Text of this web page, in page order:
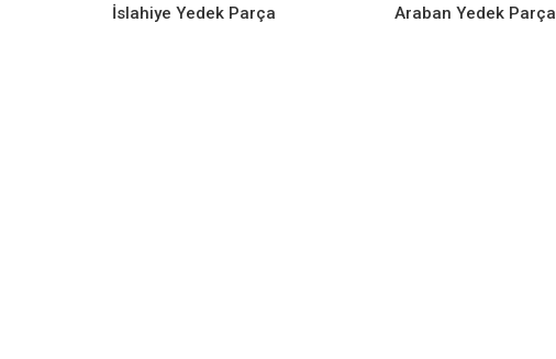
İslahiye Yedek Parça Araban Yedek Parça